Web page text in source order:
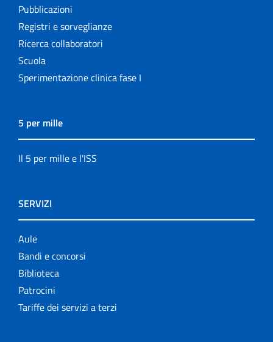
Pubblicazioni
Registri e sorveglianze
Ricerca collaboratori
Scuola
Sperimentazione clinica fase I
5 per mille
Il 5 per mille e l'ISS
SERVIZI
Aule
Bandi e concorsi
Biblioteca
Patrocini
Tariffe dei servizi a terzi